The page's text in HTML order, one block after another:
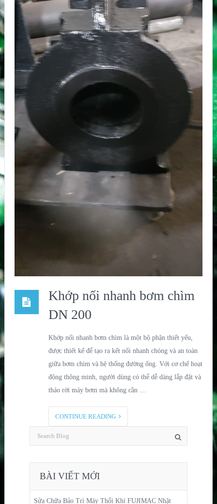
Khớp nối nhanh bơm chìm
DN 200
Khớp nối nhanh bơm chìm là một bộ phận thiết yếu,
được thiết kế để tạo ra kết nối nhanh chóng và an toàn
giữa bơm chìm và hệ thống đường ống. Với cơ chế hoạt
động thông minh, người dùng có thể dễ dàng lắp đặt và
tháo rời máy bơm mà không cần …
CONTINUE READING
BÀI VIẾT MỚI
Sửa Chữa Bảo Trì Máy Thổi Khí FUJIMAC Nhật